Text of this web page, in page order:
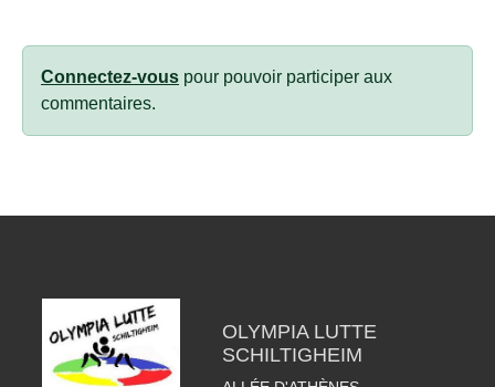
Connectez-vous pour pouvoir participer aux
commentaires.
OLYMPIA LUTTE
SCHILTIGHEIM